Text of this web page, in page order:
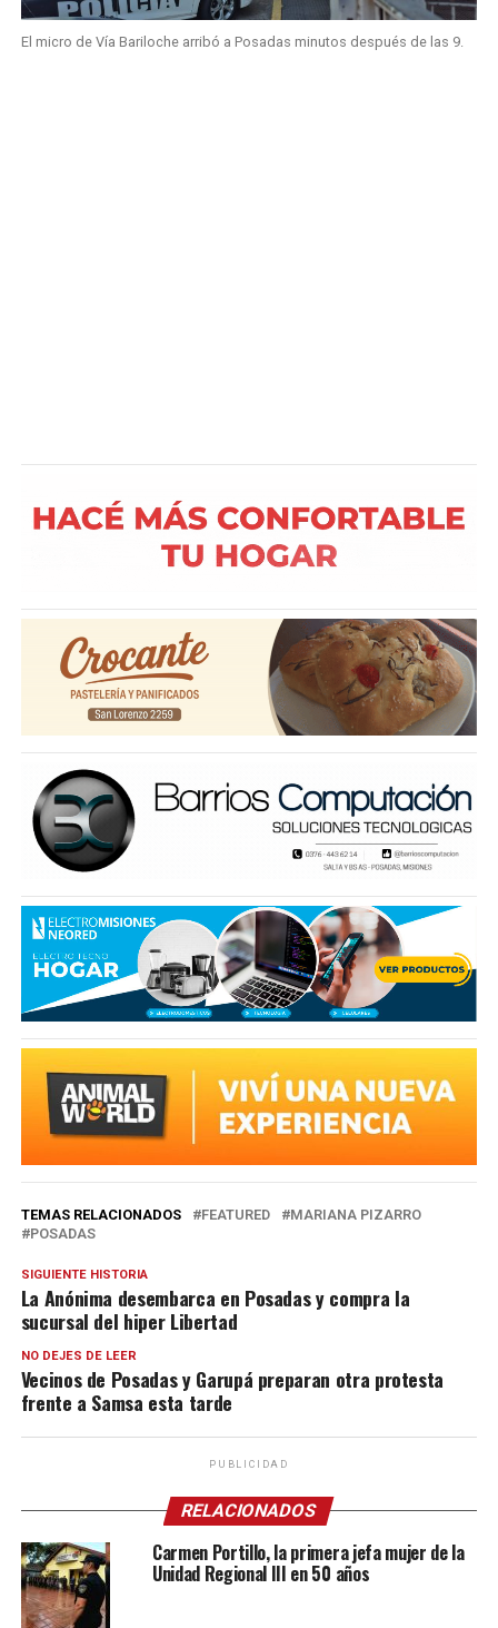
El micro de Vía Bariloche arribó a Posadas minutos después de las 9.
TEMAS RELACIONADOS FEATURED
MARIANA PIZARRO
POSADAS
SIGUIENTE HISTORIA
La Anónima desembarca en Posadas y compra la
sucursal del hiper Libertad
NO DEJES DE LEER
Vecinos de Posadas y Garupá preparan otra protesta
frente a Samsa esta tarde
PUBLICIDAD
RELACIONADOS
Carmen Portillo, la primera jefa mujer de la
Unidad Regional III en 50 años